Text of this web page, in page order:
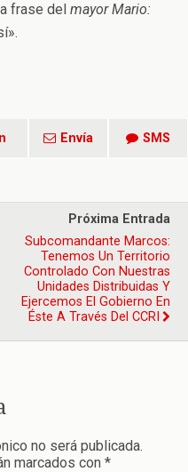
frase del mayor Mario:
Envía SMS
Próxima Entrada
Subcomandante Marcos:
Tenemos Un Territorio
Controlado Con Nuestras
Unidades Distribuidas Y
Ejercemos El Gobierno En
Éste A Través Del CCRI
no será publicada.
marcados con *